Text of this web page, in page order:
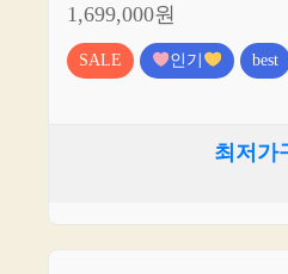
1,699,000원
SALE 인기 best
최저가